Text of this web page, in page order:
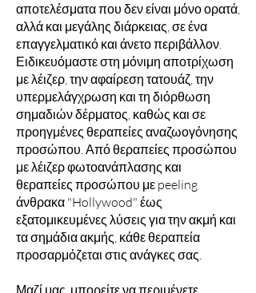
αποτελέσματα που δεν είναι μόνο ορατά,
αλλά και μεγάλης διάρκειας, σε ένα
επαγγελματικό και άνετο περιβάλλον.
Ειδικευόμαστε στη μόνιμη αποτρίχωση
με λέιζερ, την αφαίρεση τατουάζ, την
υπερμελάγχρωση και τη διόρθωση
σημαδιών δέρματος, καθώς και σε
προηγμένες θεραπείες αναζωογόνησης
προσώπου. Από θεραπείες προσώπου
με λέιζερ φωτοανάπλασης και
θεραπείες προσώπου με peeling
άνθρακα "Hollywood" έως
εξατομικευμένες λύσεις για την ακμή και
τα σημάδια ακμής, κάθε θεραπεία
προσαρμόζεται στις ανάγκες σας.
Μαζί μας, μπορείτε να περιμένετε